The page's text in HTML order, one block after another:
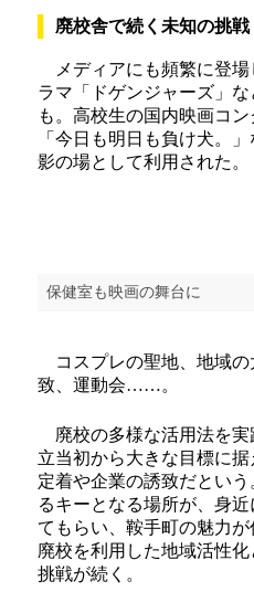
廃校舎で続く未知の挑戦
メディアにも頻繁に登場
ラマ「ドゲンジャーズ」
も。高校生の国内映画コ
「今日も明日も負け犬。
影の場として利用された。
保健室も映画の舞台に
コスプレの聖地、地域の
致、運動会……。
廃校の多様な活用法を実
立当初から大きな目標に
定着や企業の誘致だとい
るキーとなる場所が、身
てもらい、鞍手町の魅力が
廃校を利用した地域活性
挑戦が続く。